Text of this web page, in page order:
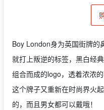
Boy London身为英国街牌的
就打上叛逆的标签，黑白经
组合而成的logo，透着浓浓
这个牌子又重新在时尚界火
的，而且男女都可以戴哦！